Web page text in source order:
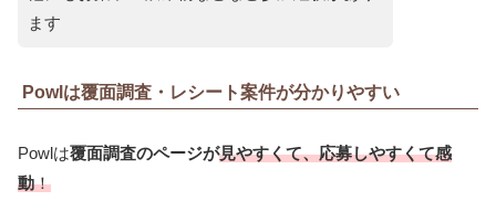
ます
Powlは覆面調査・レシート案件が分かりやすい
Powlは覆面調査のページが見やすくて、応募しやすくて感
動！